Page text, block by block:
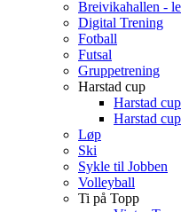
Breivikahallen -
Digital Trening
Fotball
Futsal
Gruppetrening
Harstad cup
Harstad
Harstad
Løp
Ski
Sykle til Jobben
Volleyball
Ti på Topp